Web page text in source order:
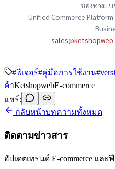
ช่องทางแ
Unified Commerce Platform
#ฟีเจอร์#คู่มือการใช้งาน#
ค้าKetshopwebE-commerce
แชร์:
กลับหน้าบทความทั้งหมด
ติดตามข่าวสาร
อัปเดตเทรนด์ E-commerce แล